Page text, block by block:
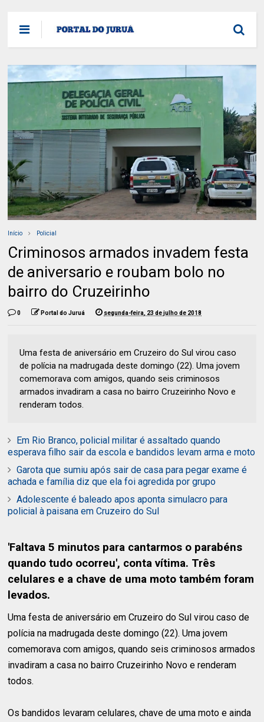
Início Policial
Criminosos armados invadem festa
de aniversario e roubam bolo no
bairro do Cruzeirinho
0 Portal do Juruá segunda-feira, 23 de julho de 2018
Uma festa de aniversário em Cruzeiro do Sul virou caso
de polícia na madrugada deste domingo (22). Uma jovem
comemorava com amigos, quando seis criminosos
armados invadiram a casa no bairro Cruzeirinho Novo e
renderam todos.
Em Rio Branco, policial militar é assaltado quando
esperava filho sair da escola e bandidos levam arma e moto
Garota que sumiu após sair de casa para pegar exame é
achada e família diz que ela foi agredida por grupo
Adolescente é baleado apos aponta simulacro para
policial à paisana em Cruzeiro do Sul
'Faltava 5 minutos para cantarmos o parabéns
quando tudo ocorreu', conta vítima. Três
celulares e a chave de uma moto também foram
levados.
Uma festa de aniversário em Cruzeiro do Sul virou caso de
polícia na madrugada deste domingo (22). Uma jovem
comemorava com amigos, quando seis criminosos armados
invadiram a casa no bairro Cruzeirinho Novo e renderam
todos.
Os bandidos levaram celulares, chave de uma moto e ainda